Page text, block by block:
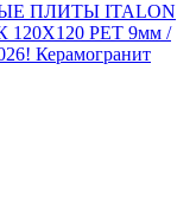
ПЛИТЫ ITALON
120Х120 РЕТ 9мм /
Керамогранит